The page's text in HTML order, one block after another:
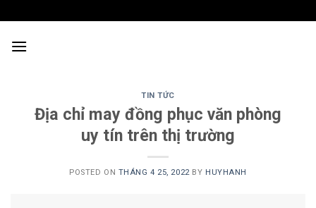
to
content
TIN TỨC
Địa chỉ may đồng phục văn phòng
uy tín trên thị trường
POSTED ON THÁNG 4 25, 2022 BY HUYHANH